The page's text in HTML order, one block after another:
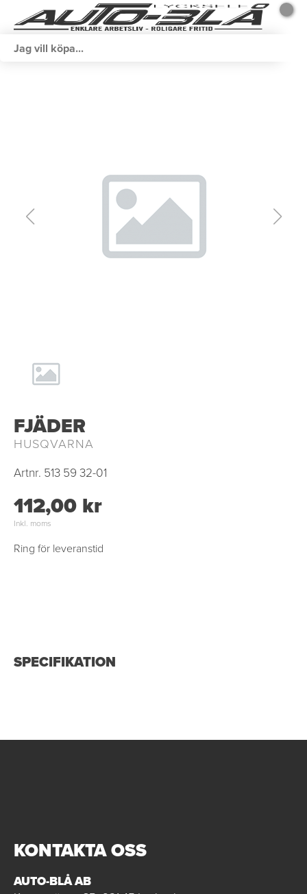
FJÄDER
HUSQVARNA
Artnr. 513 59 32-01
112,00 kr
Inkl. moms
Ring för leveranstid
SPECIFIKATION
KONTAKTA OSS
AUTO-BLÅ AB